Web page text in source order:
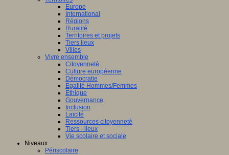
Europe
International
Régions
Ruralité
Territoires et projets
Tiers lieux
Villes
Vivre ensemble
Citoyenneté
Culture européenne
Démocratie
Egalité Hommes/Femmes
Ethique
Gouvernance
Inclusion
Laïcité
Ressources citoyenneté
Tiers - lieux
Vie scolaire et sociale
Niveaux
Périscolaire